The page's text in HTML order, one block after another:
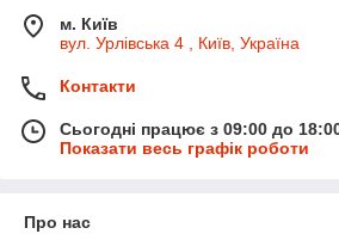
м. Київ
вул. Урлівська 4 , Київ, Україна
Контакти
Сьогодні працює з 09:00 до
Показати весь графік роботи
Про нас